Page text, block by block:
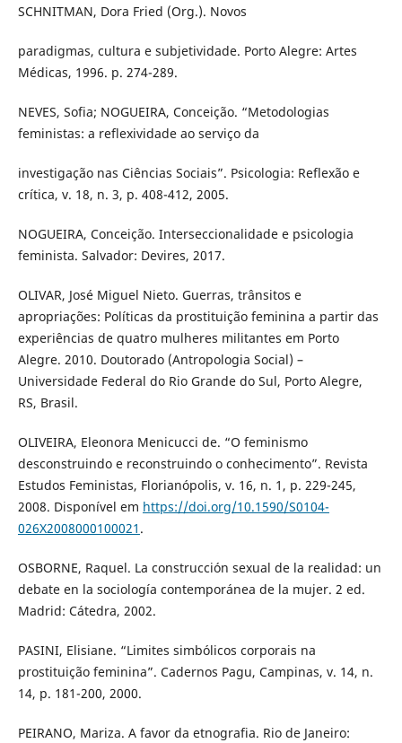
SCHNITMAN, Dora Fried (Org.). Novos
paradigmas, cultura e subjetividade. Porto Alegre: Artes
Médicas, 1996. p. 274-289.
NEVES, Sofia; NOGUEIRA, Conceição. “Metodologias
feministas: a reflexividade ao serviço da
investigação nas Ciências Sociais”. Psicologia: Reflexão e
crítica, v. 18, n. 3, p. 408-412, 2005.
NOGUEIRA, Conceição. Interseccionalidade e psicologia
feminista. Salvador: Devires, 2017.
OLIVAR, José Miguel Nieto. Guerras, trânsitos e
apropriações: Políticas da prostituição feminina a partir das
experiências de quatro mulheres militantes em Porto
Alegre. 2010. Doutorado (Antropologia Social) –
Universidade Federal do Rio Grande do Sul, Porto Alegre,
RS, Brasil.
OLIVEIRA, Eleonora Menicucci de. “O feminismo
desconstruindo e reconstruindo o conhecimento”. Revista
Estudos Feministas, Florianópolis, v. 16, n. 1, p. 229-245,
2008. Disponível em https://doi.org/10.1590/S0104-
026X2008000100021 .
OSBORNE, Raquel. La construcción sexual de la realidad: un
debate en la sociología contemporánea de la mujer. 2 ed.
Madrid: Cátedra, 2002.
PASINI, Elisiane. “Limites simbólicos corporais na
prostituição feminina”. Cadernos Pagu, Campinas, v. 14, n.
14, p. 181-200, 2000.
PEIRANO, Mariza. A favor da etnografia. Rio de Janeiro: